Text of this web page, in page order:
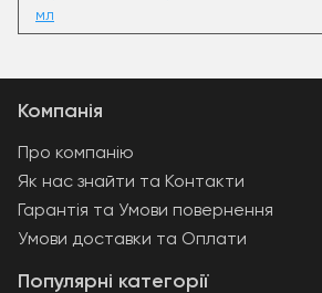
мл
Популярні категорії
Компанія
Про компанію
Як нас знайти та Контакти
Гарантія та Умови повернення
Умови доставки та Оплати